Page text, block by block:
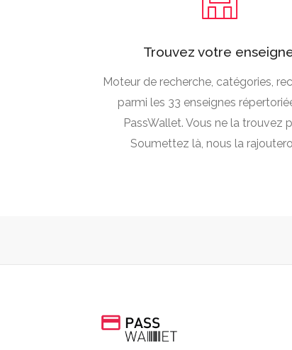
Trouvez votre
Moteur de recherche, catégories,
parmi les 33 enseignes
PassWallet. Vous ne la trouvez
Soumettez là, nous la